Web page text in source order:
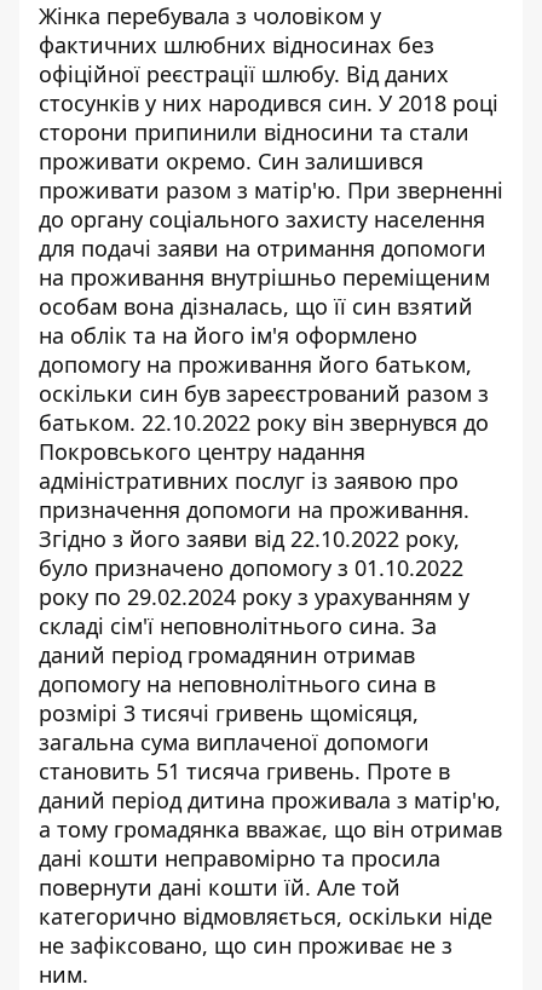
Жінка перебувала з чоловіком у
фактичних шлюбних відносинах без
офіційної реєстрації шлюбу. Від даних
стосунків у них народився син. У 2018 році
сторони припинили відносини та стали
проживати окремо. Син залишився
проживати разом з матір'ю. При зверненні
до органу соціального захисту населення
для подачі заяви на отримання допомоги
на проживання внутрішньо переміщеним
особам вона дізналась, що її син взятий
на облік та на його ім'я оформлено
допомогу на проживання його батьком,
оскільки син був зареєстрований разом з
батьком. 22.10.2022 року він звернувся до
Покровського центру надання
адміністративних послуг із заявою про
призначення допомоги на проживання.
Згідно з його заяви від 22.10.2022 року,
було призначено допомогу з 01.10.2022
року по 29.02.2024 року з урахуванням у
складі сім'ї неповнолітнього сина. За
даний період громадянин отримав
допомогу на неповнолітнього сина в
розмірі 3 тисячі гривень щомісяця,
загальна сума виплаченої допомоги
становить 51 тисяча гривень. Проте в
даний період дитина проживала з матір'ю,
а тому громадянка вважає, що він отримав
дані кошти неправомірно та просила
повернути дані кошти їй. Але той
категорично відмовляється, оскільки ніде
не зафіксовано, що син проживає не з
ним.